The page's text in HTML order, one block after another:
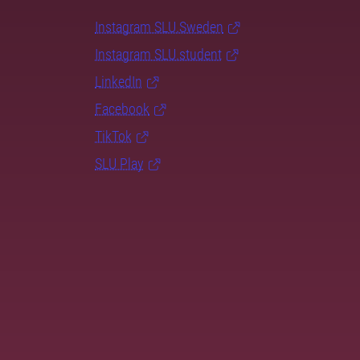
Instagram SLU.Sweden
Instagram SLU.student
LinkedIn
Facebook
TikTok
SLU Play